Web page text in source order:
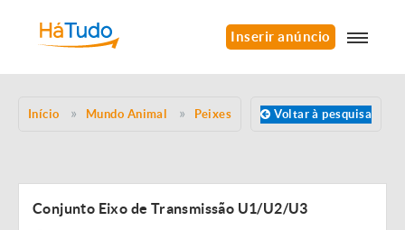
Inserir anúncio
Início Mundo Animal Peixes Voltar à pesquisa
Conjunto Eixo de Transmissão U1/U2/U3